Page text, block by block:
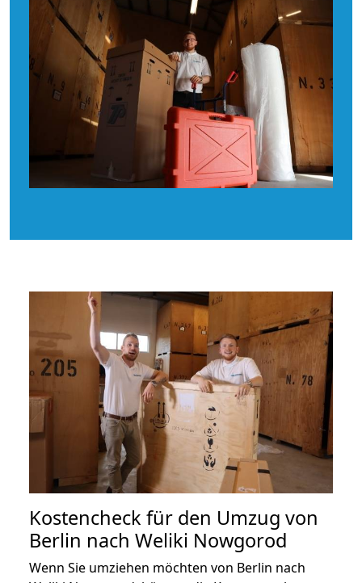
Kostencheck für den Umzug von
Berlin nach Weliki Nowgorod
Wenn Sie umziehen möchten von Berlin nach